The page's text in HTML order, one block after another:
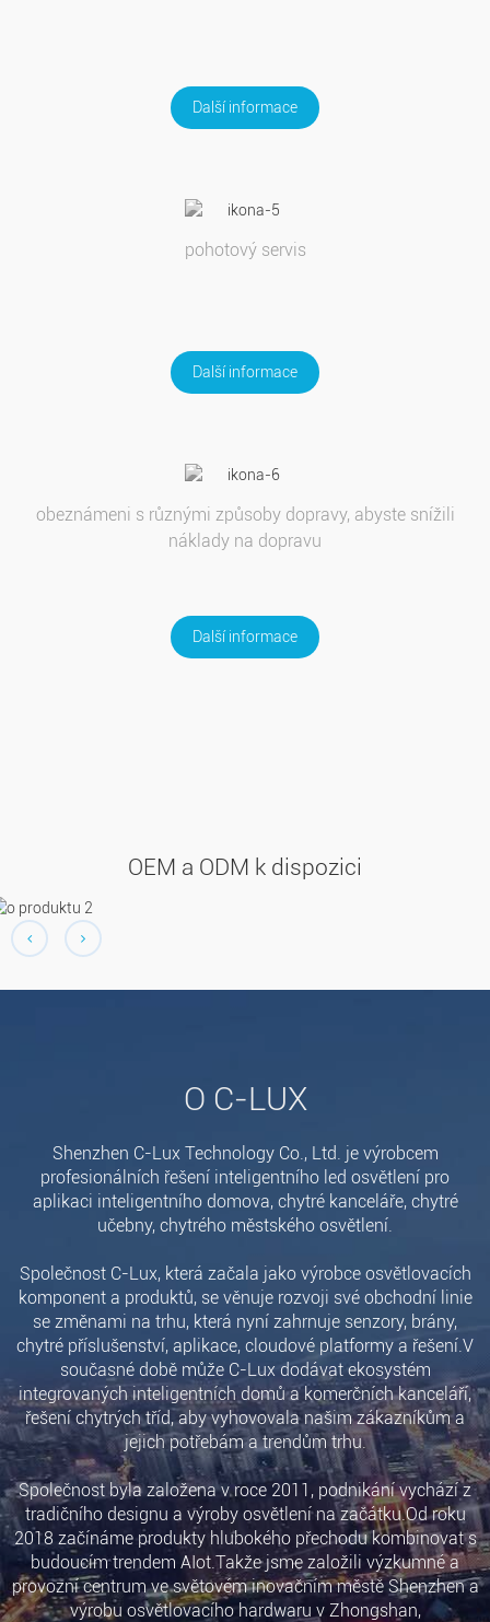
Další informace
pohotový servis
Další informace
obeznámeni s různými způsoby dopravy, abyste snížili
náklady na dopravu
Další informace
OEM a ODM k dispozici
O C-LUX
Shenzhen C-Lux Technology Co., Ltd. je výrobcem
profesionálních řešení inteligentního led osvětlení pro
aplikaci inteligentního domova, chytré kanceláře, chytré
učebny, chytrého městského osvětlení.
Společnost C-Lux, která začala jako výrobce osvětlovacích
komponent a produktů, se věnuje rozvoji své obchodní linie
se změnami na trhu, která nyní zahrnuje senzory, brány,
chytré příslušenství, aplikace, cloudové platformy a řešení.V
současné době může C-Lux dodávat ekosystém
integrovaných inteligentních domů a komerčních kanceláří,
řešení chytrých tříd, aby vyhovovala našim zákazníkům a
jejich potřebám a trendům trhu.
Společnost byla založena v roce 2011, podnikání vychází z
tradičního designu a výroby osvětlení na začátku.Od roku
2018 začínáme produkty hlubokého přechodu kombinovat s
budoucím trendem AIot.Takže jsme založili výzkumné a
provozní centrum ve světovém inovačním městě Shenzhen a
výrobu osvětlovacího hardwaru v Zhongshan,